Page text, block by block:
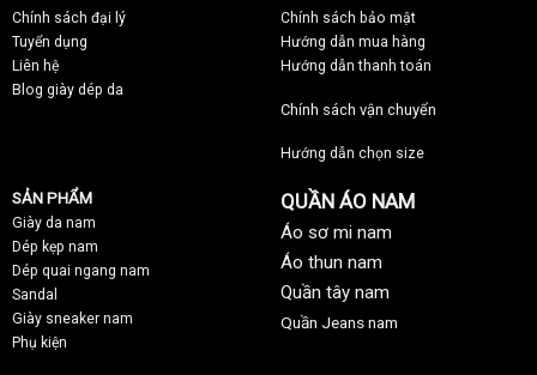
Chính sách đại lý
Tuyển dụng
Liên hệ
Blog giày dép da
Chính sách bảo mật
Hướng dẫn mua hàng
Hướng dẫn thanh toán
Chính sách vận chuyển
Hướng dẫn chọn size
SẢN PHẨM
Giày da nam
Dép kẹp nam
Dép quai ngang nam
Sandal
Giày sneaker nam
Phụ kiện
QUẦN ÁO NAM
Áo sơ mi nam
Áo thun nam
Quần tây nam
Quần Jeans nam